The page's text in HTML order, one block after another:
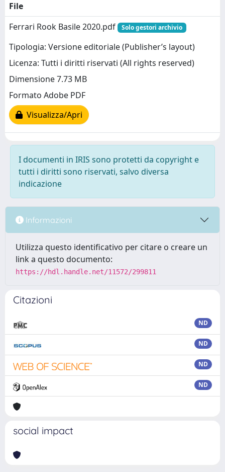
File
Ferrari Rook Basile 2020.pdf
Solo gestori archivio
Tipologia: Versione editoriale (Publisher’s layout)
Licenza: Tutti i diritti riservati (All rights reserved)
Dimensione 7.73 MB
Formato Adobe PDF
Visualizza/Apri
I documenti in IRIS sono protetti da copyright e
tutti i diritti sono riservati, salvo diversa
indicazione
Informazioni
Utilizza questo identificativo per citare o creare un
link a questo documento:
https://hdl.handle.net/11572/299811
Citazioni
ND
ND
ND
ND
social impact